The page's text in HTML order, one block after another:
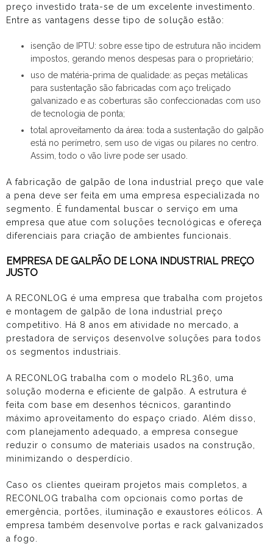
preço investido trata-se de um excelente investimento.
Entre as vantagens desse tipo de solução estão:
isenção de IPTU: sobre esse tipo de estrutura não incidem
impostos, gerando menos despesas para o proprietário;
uso de matéria-prima de qualidade: as peças metálicas
para sustentação são fabricadas com aço treliçado
galvanizado e as coberturas são confeccionadas com uso
de tecnologia de ponta;
total aproveitamento da área: toda a sustentação do galpão
está no perímetro, sem uso de vigas ou pilares no centro.
Assim, todo o vão livre pode ser usado.
A fabricação de galpão de lona industrial preço que vale
a pena deve ser feita em uma empresa especializada no
segmento. É fundamental buscar o serviço em uma
empresa que atue com soluções tecnológicas e ofereça
diferenciais para criação de ambientes funcionais.
EMPRESA DE GALPÃO DE LONA INDUSTRIAL PREÇO
JUSTO
A RECONLOG é uma empresa que trabalha com projetos
e montagem de galpão de lona industrial preço
competitivo. Há 8 anos em atividade no mercado, a
prestadora de serviços desenvolve soluções para todos
os segmentos industriais.
A RECONLOG trabalha com o modelo RL360, uma
solução moderna e eficiente de galpão. A estrutura é
feita com base em desenhos técnicos, garantindo
máximo aproveitamento do espaço criado. Além disso,
com planejamento adequado, a empresa consegue
reduzir o consumo de materiais usados na construção,
minimizando o desperdício.
Caso os clientes queiram projetos mais completos, a
RECONLOG trabalha com opcionais como portas de
emergência, portões, iluminação e exaustores eólicos. A
empresa também desenvolve portas e rack galvanizados
a fogo.